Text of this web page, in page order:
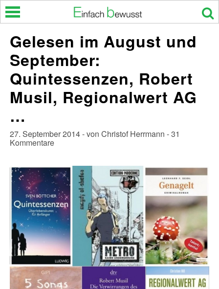
Skip
Gelesen im August und
September:
Quintessenzen, Robert
Musil, Regionalwert AG
…
27. September 2014 - von Christof Herrmann - 31
Kommentare